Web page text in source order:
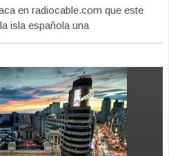
en radiocable.com que este
isla española una